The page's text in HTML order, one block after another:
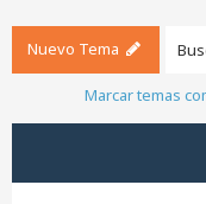
Nuevo Tema
Marcar temas